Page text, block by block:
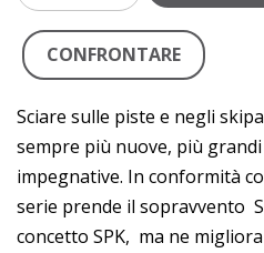
CONFRONTARE
Sciare sulle piste e negli
sempre più nuove, più
impegnative. In conformità
serie prende il sopravvento
concetto SPK, ma ne